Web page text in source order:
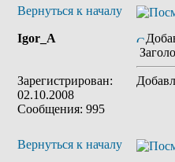
Вернуться к началу
Igor_A
Зарегистрирован:
02.10.2008
Сообщения: 995
Вернуться к началу